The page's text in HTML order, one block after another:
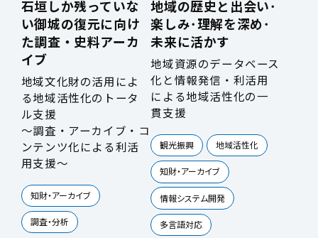
石垣しか残っていな
い御城の復元に向け
た調査・史料アーカ
イブ
地域文化財の活用によ
る地域活性化のトータ
ル支援
～調査・アーカイブ・コ
ンテンツ化による利活
用支援～
知財・アーカイブ
調査・分析
地域の歴史と出会い･
楽しみ･理解を深め･
未来に活かす
地域資源のデータベース
化と情報発信・利活用
による地域活性化の一
貫支援
観光振興 地域活性化
知財・アーカイブ
情報システム開発
多言語対応